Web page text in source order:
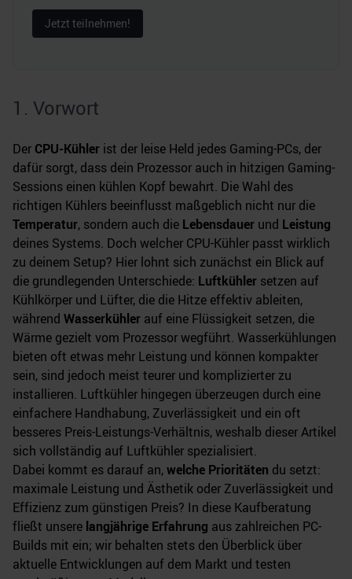
Jetzt teilnehmen!
1. Vorwort
Der CPU-Kühler ist der leise Held jedes Gaming-PCs, der
dafür sorgt, dass dein Prozessor auch in hitzigen Gaming-
Sessions einen kühlen Kopf bewahrt. Die Wahl des
richtigen Kühlers beeinflusst maßgeblich nicht nur die
Temperatur, sondern auch die Lebensdauer und Leistung
deines Systems. Doch welcher CPU-Kühler passt wirklich
zu deinem Setup? Hier lohnt sich zunächst ein Blick auf
die grundlegenden Unterschiede: Luftkühler setzen auf
Kühlkörper und Lüfter, die die Hitze effektiv ableiten,
während Wasserkühler auf eine Flüssigkeit setzen, die
Wärme gezielt vom Prozessor wegführt. Wasserkühlungen
bieten oft etwas mehr Leistung und können kompakter
sein, sind jedoch meist teurer und komplizierter zu
installieren. Luftkühler hingegen überzeugen durch eine
einfachere Handhabung, Zuverlässigkeit und ein oft
besseres Preis-Leistungs-Verhältnis, weshalb dieser Artikel
sich vollständig auf Luftkühler spezialisiert.
Dabei kommt es darauf an,welche Prioritäten du setzt:
maximale Leistung und Ästhetik oder Zuverlässigkeit und
Effizienz zum günstigen Preis? In diese Kaufberatung
fließt unsere langjährige Erfahrung aus zahlreichen PC-
Builds mit ein; wir behalten stets den Überblick über
aktuelle Entwicklungen auf dem Markt und testen